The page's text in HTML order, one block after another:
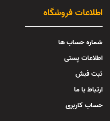
اطلاعات فروشگاه
شماره حساب ها
اطلاعات پستی
ثبت فیش
ارتباط با ما
حساب کاربری